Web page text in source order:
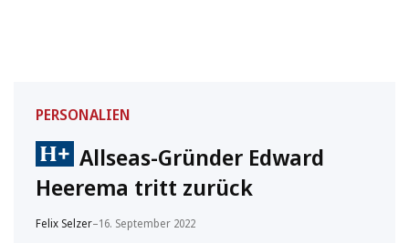
PERSONALIEN
Allseas-Gründer Edward
Heerema tritt zurück
Felix Selzer–16. September 2022